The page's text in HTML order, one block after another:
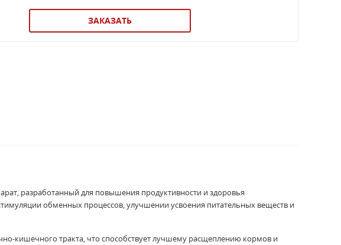
ЗАКАЗАТЬ
разработанный для повышения продуктивности и здоровья
обменных процессов, улучшении усвоения питательных веществ и
кишечного тракта, что способствует лучшему расщеплению кормов и